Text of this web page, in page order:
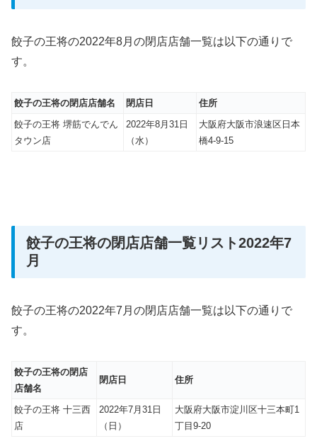
餃子の王将の2022年8月の閉店店舗一覧は以下の通りで
す。
餃子の王将の閉店店舗名 閉店日
住所
餃子の王将 堺筋でんでん
タウン店
2022年8月31日
（水）
大阪府大阪市浪速区日本
橋4-9-15
餃子の王将の閉店店舗一覧リスト2022年7
月
餃子の王将の2022年7月の閉店店舗一覧は以下の通りで
す。
餃子の王将の閉店
店舗名
閉店日 住所
餃子の王将 十三西
店
2022年7月31日
（日）
大阪府大阪市淀川区十三本町1
丁目9-20